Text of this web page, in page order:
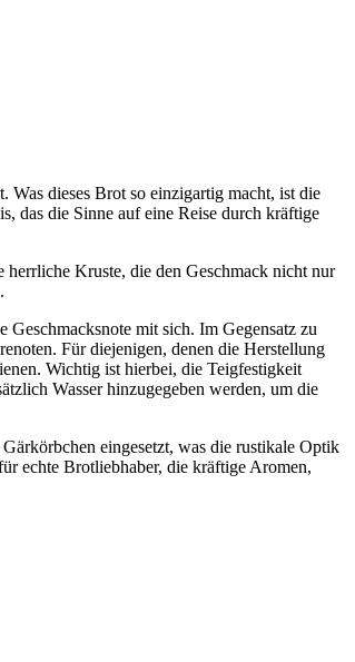
dieses Brot so einzigartig macht, ist die
das die Sinne auf eine Reise durch kräftige
Kruste, die den Geschmack nicht nur
mit sich. Im Gegensatz zu
Für diejenigen, denen die Herstellung
Wichtig ist hierbei, die Teigfestigkeit
Wasser hinzugegeben werden, um die
Gärkörbchen eingesetzt, was die rustikale Optik
echte Brotliebhaber, die kräftige Aromen,